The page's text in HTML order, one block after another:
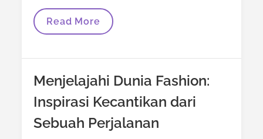
Seni
Dan
Dunia
Art
And
Frame
Read More
Menjelajahi Dunia Fashion:
Inspirasi Kecantikan dari
Sebuah Perjalanan